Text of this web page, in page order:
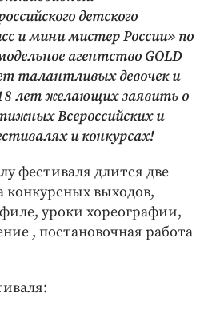
детского
и мини мистер России» по
агентство GOLD
талантливых девочек и
лет желающих заявить о
Всероссийских и
и конкурсах!
фестиваля длится две
конкурсных выходов,
уроки хореографии,
, постановочная работа